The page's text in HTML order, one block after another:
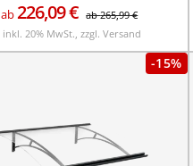
ab226,09€ ab265,99€
inkl. 20% MwSt., zzgl. Versand
-15%